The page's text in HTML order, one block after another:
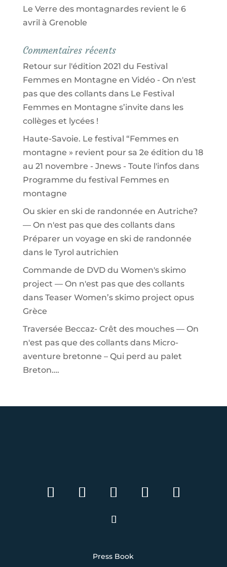
Le Verre des montagnardes revient le 6
avril à Grenoble
Commentaires récents
Retour sur l'édition 2021 du Festival
Femmes en Montagne en Vidéo - On n'est
pas que des collantsdans Le Festival
Femmes en Montagne s’invite dans les
collèges et lycées !
Haute-Savoie. Le festival “Femmes en
montagne » revient pour sa 2e édition du 18
au 21 novembre - Jnews - Toute l'infosdans
Programme du festival Femmes en
montagne
Ou skier en ski de randonnée en Autriche?
— On n'est pas que des collantsdans
Préparer un voyage en ski de randonnée
dans le Tyrol autrichien
Commande de DVD du Women's skimo
project — On n'est pas que des collants
dans Teaser Women’s skimo project opus
Grèce
Traversée Beccaz- Crêt des mouches — On
n'est pas que des collantsdans Micro-
aventure bretonne – Qui perd au palet
Breton….
Press Book